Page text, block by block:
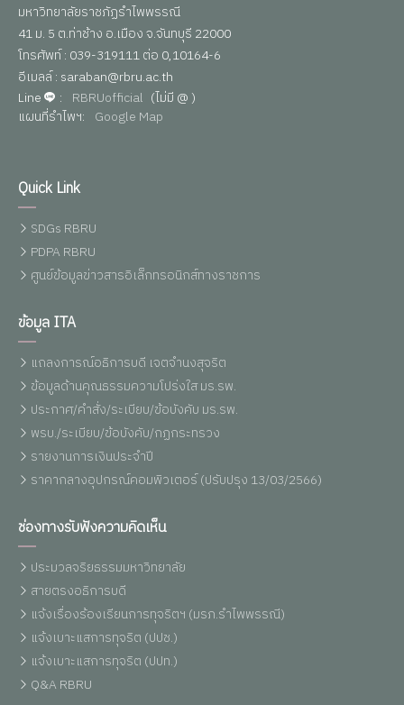
มหาวิทยาลัยราชภัฏรำไพพรรณี
41 ม. 5 ต.ท่าช้าง อ.เมือง จ.จันทบุรี 22000
โทรศัพท์ : 039-319111 ต่อ 0,10164-6
อีเมลล์ : saraban@rbru.ac.th
Line
: RBRUofficial (ไม่มี @ )
แผนที่รำไพฯ: Google Map
Quick Link
SDGs RBRU
PDPA RBRU
ศูนย์ข้อมูลข่าวสารอิเล็กทรอนิกส์ทางราชการ
ข้อมูล ITA
แถลงการณ์อธิการบดี เจตจำนงสุจริต
ข้อมูลด้านคุณธรรมความโปร่งใส มร.รพ.
ประกาศ/คำสั่ง/ระเบียบ/ข้อบังคับ มร.รพ.
พรบ./ระเบียบ/ข้อบังคับ/กฏกระทรวง
รายงานการเงินประจำปี
ราคากลางอุปกรณ์คอมพิวเตอร์ (ปรับปรุง 13/03/2566)
ช่องทางรับฟังความคิดเห็น
ประมวลจริยธรรมมหาวิทยาลัย
สายตรงอธิการบดี
แจ้งเรื่องร้องเรียนการทุจริตฯ (มรภ.รำไพพรรณี)
แจ้งเบาะแสการทุจริต (ปปช.)
แจ้งเบาะแสการทุจริต (ปปท.)
Q&A RBRU